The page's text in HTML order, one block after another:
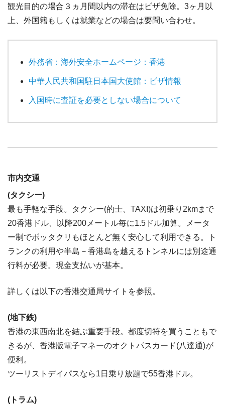
観光目的の場合３ヵ月間以内の滞在はビザ免除。3ヶ月以
上、外国籍もしくは就業などの場合は要問い合わせ。
外務省：海外安全ホームページ：香港
中華人民共和国駐日本国大使館：ビザ情報
入国時に査証を必要としない場合について
市内交通
(タクシー)
最も手軽な手段。タクシー(的士、TAXI)は初乗り2kmまで
20香港ドル、以降200メートル毎に1.5ドル加算。メータ
ー制でボッタクリもほとんど無く安心して利用できる。ト
ランクの利用や半島－香港島を越えるトンネルには別途通
行料が必要。現金支払いが基本。
詳しくは以下の香港交通局サイトを参照。
(地下鉄)
香港の東西南北を結ぶ重要手段。都度切符を買うこともで
きるが、香港版電子マネーのオクトパスカード(八達通)が
便利。
ツーリストデイパスなら1日乗り放題で55香港ドル。
(トラム)